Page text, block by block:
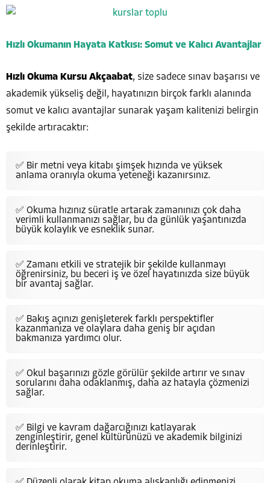
Hızlı Okumanın Hayata Katkısı: Somut ve Kalıcı Avantajlar
Hızlı Okuma Kursu Akçaabat, size sadece sınav başarısı ve
akademik yükseliş değil, hayatınızın birçok farklı alanında
somut ve kalıcı avantajlar sunarak yaşam kalitenizi belirgin
şekilde artıracaktır:
✅ Bir metni veya kitabı şimşek hızında ve yüksek
anlama oranıyla okuma yeteneği kazanırsınız.
✅ Okuma hızınız süratle artarak zamanınızı çok daha
verimli kullanmanızı sağlar, bu da günlük yaşantınızda
büyük kolaylık ve esneklik sunar.
✅ Zamanı etkili ve stratejik bir şekilde kullanmayı
öğrenirsiniz, bu beceri iş ve özel hayatınızda size büyük
bir avantaj sağlar.
✅ Bakış açınızı genişleterek farklı perspektifler
kazanmanıza ve olaylara daha geniş bir açıdan
bakmanıza yardımcı olur.
✅ Okul başarınızı gözle görülür şekilde artırır ve sınav
sorularını daha odaklanmış, daha az hatayla çözmenizi
sağlar.
✅ Bilgi ve kavram dağarcığınızı katlayarak
zenginleştirir, genel kültürünüzü ve akademik bilginizi
derinleştirir.